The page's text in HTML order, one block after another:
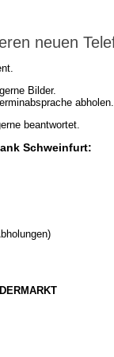
neuen
Bilder.
abholen.
beantwortet.
Schweinfurt: